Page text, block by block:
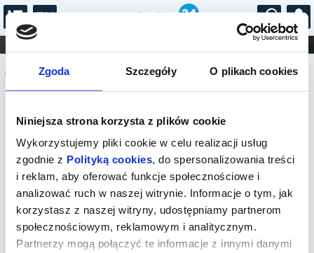
Zgoda Szczegóły O plikach cookies
Niniejsza strona korzysta z plików cookie
Wykorzystujemy pliki cookie w celu realizacji usług
zgodnie z Polityką cookies, do spersonalizowania treści
i reklam, aby oferować funkcje społecznościowe i
analizować ruch w naszej witrynie. Informacje o tym, jak
korzystasz z naszej witryny, udostępniamy partnerom
społecznościowym, reklamowym i analitycznym.
Partnerzy mogą połączyć te informacje z innymi danymi
...
FILHARMONIA OPERA I BALET
STAND-UP
DLA DZIECI
Komunikat
Sprzedaż biletów na niniejsze
wydarzenie została zakończona. Zapytaj
w Kasie instytucji o dostępność biletów
na wydarzenie.